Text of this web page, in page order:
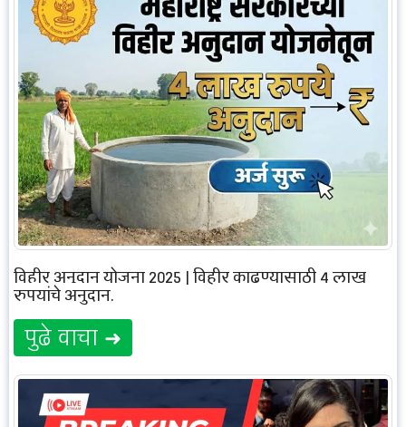
विहीर अनुदान योजना 2025 | विहीर काढण्यासाठी 4 लाख
रुपयांचे अनुदान.
पुढे वाचा ➜